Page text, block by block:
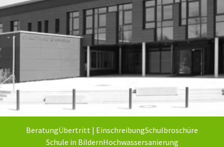
BeratungÜbertritt | EinschreibungSchulbroschüre
Schule in BildernHochwassersanierung